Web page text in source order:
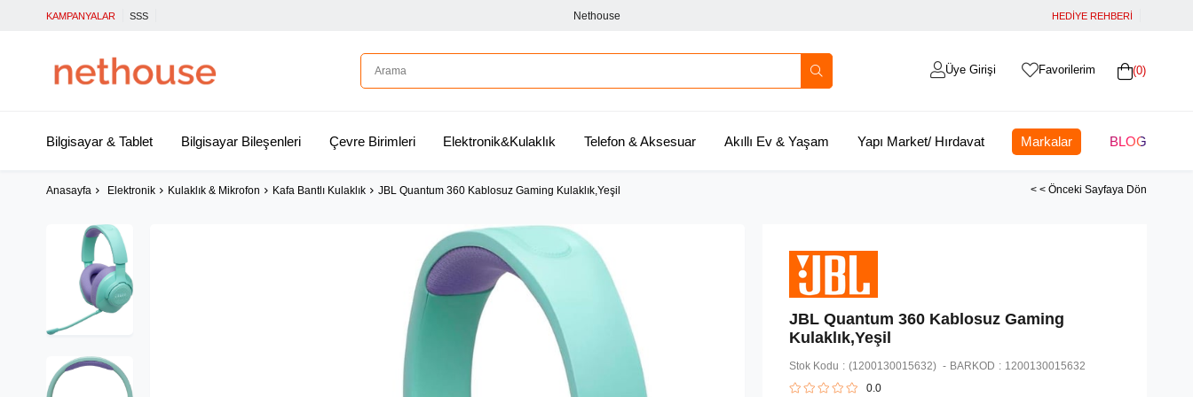
KAMPANYALAR SSS Nethouse HEDİYE REHBERİ
0
Favorilerim
Üye Girişi
Bilgisayar & Tablet Bilgisayar Bileşenleri Çevre Birimleri Elektronik&Kulaklık Telefon & Aksesuar Akıllı Ev & Yaşam Yapı Market/ Hırdavat Markalar BLOG
Anasayfa Elektronik Kulaklık & Mikrofon Kafa Bantlı Kulaklık JBL Quantum 360 Kablosuz Gaming Kulaklık,Yeşil < < Önceki Sayfaya Dön
JBL Quantum 360 Kablosuz Gaming
Kulaklık,Yeşil
Stok Kodu (1200130015632) BARKOD : 1200130015632
0.0